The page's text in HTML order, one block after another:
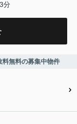
分
無料の募集中物件